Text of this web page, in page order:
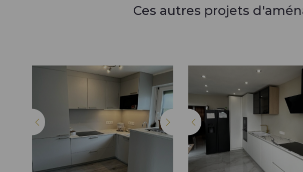
Ces autres projets